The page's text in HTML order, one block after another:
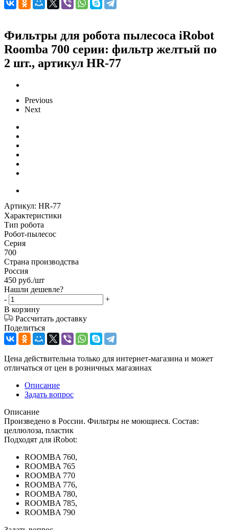
Фильтры для робота пылесоса iRobot
Roomba 700 серии: фильтр желтый по
2 шт., артикул HR-77
Previous
Next
Артикул: HR-77
Характеристики
Тип робота
Робот-пылесос
Серия
700
Страна производства
Россия
450 руб./шт
Нашли дешевле?
-
+
В корзину
Рассчитать доставку
Поделиться
Цена действительна только для интернет-магазина и может
отличаться от цен в розничных магазинах
Описание
Задать вопрос
Описание
Произведено в России. Фильтры не моющиеся. Состав:
целлюлоза, пластик
Подходят для iRobot:
ROOMBA 760,
ROOMBA 765
ROOMBA 770
ROOMBA 776,
ROOMBA 780,
ROOMBA 785,
ROOMBA 790